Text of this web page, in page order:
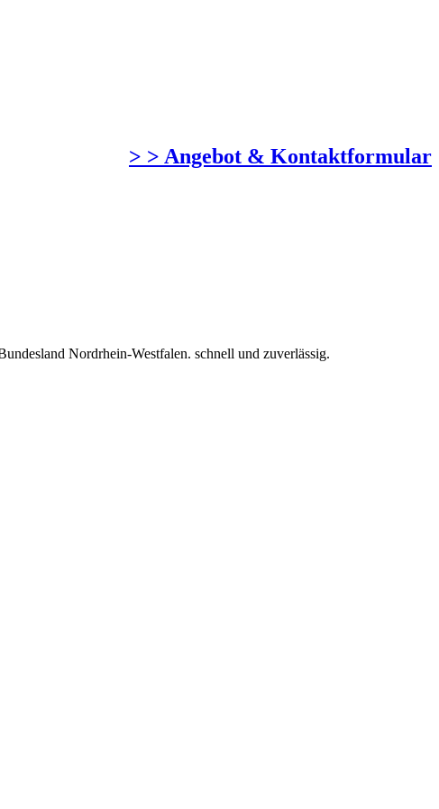
> > Angebot & Kontaktformular
Nordrhein-Westfalen. schnell und zuverlässig.